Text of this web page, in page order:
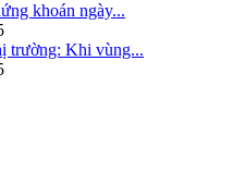
khoán ngày...
trường: Khi vùng...